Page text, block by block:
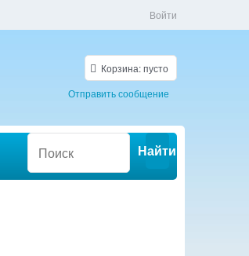
Войти
Корзина:пусто
Отправить сообщение
Найти